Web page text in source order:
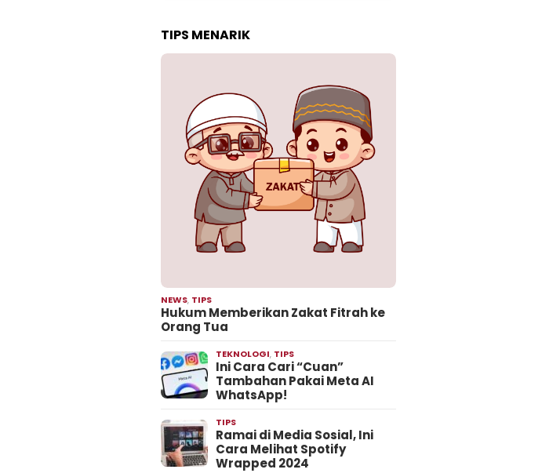
TIPS MENARIK
NEWS, TIPS
Hukum Memberikan Zakat Fitrah ke
Orang Tua
TEKNOLOGI, TIPS
Ini Cara Cari “Cuan”
Tambahan Pakai Meta AI
WhatsApp!
TIPS
Ramai di Media Sosial, Ini
Cara Melihat Spotify
Wrapped 2024